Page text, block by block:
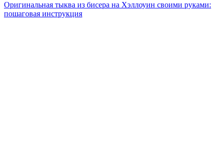
Оригинальная тыква из бисера на Хэллоуин своими руками:
пошаговая инструкция